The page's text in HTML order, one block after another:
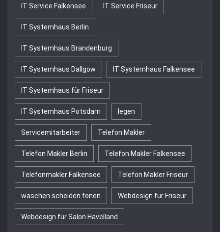
IT Service Falkensee IT Service Friseur
IT Systemhaus Berlin
IT Systemhaus Brandenburg
IT Systemhaus Dallgow IT Systemhaus Falkensee
IT Systemhaus für Friseur
IT Systemhaus Potsdam legen
Servicemitarbeiter Telefon Makler
Telefon Makler Berlin Telefon Makler Falkensee
Telefonmakler Falkensee Telefon Makler Friseur
waschen scheiden fönen Webdesign für Friseur
Webdesign für Salon Havelland